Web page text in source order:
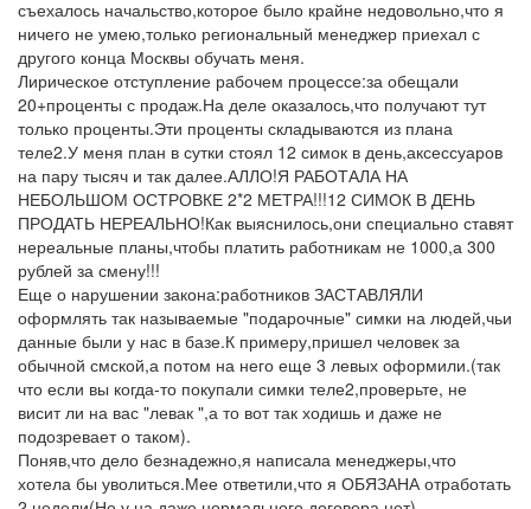
съехалось начальство,которое было крайне недовольно,что я
ничего не умею,только региональный менеджер приехал с
другого конца Москвы обучать меня.
Лирическое отступление рабочем процессе:за обещали
20+проценты с продаж.На деле оказалось,что получают тут
только проценты.Эти проценты складываются из плана
теле2.У меня план в сутки стоял 12 симок в день,аксессуаров
на пару тысяч и так далее.АЛЛО!Я РАБОТАЛА НА
НЕБОЛЬШОМ ОСТРОВКЕ 2*2 МЕТРА!!!12 СИМОК В ДЕНЬ
ПРОДАТЬ НЕРЕАЛЬНО!Как выяснилось,они специально ставят
нереальные планы,чтобы платить работникам не 1000,а 300
рублей за смену!!!
Еще о нарушении закона:работников ЗАСТАВЛЯЛИ
оформлять так называемые "подарочные" симки на людей,чьи
данные были у нас в базе.К примеру,пришел человек за
обычной смской,а потом на него еще 3 левых оформили.(так
что если вы когда-то покупали симки теле2,проверьте, не
висит ли на вас "левак ",а то вот так ходишь и даже не
подозревает о таком).
Поняв,что дело безнадежно,я написала менеджеры,что
хотела бы уволиться.Мее ответили,что я ОБЯЗАНА отработать